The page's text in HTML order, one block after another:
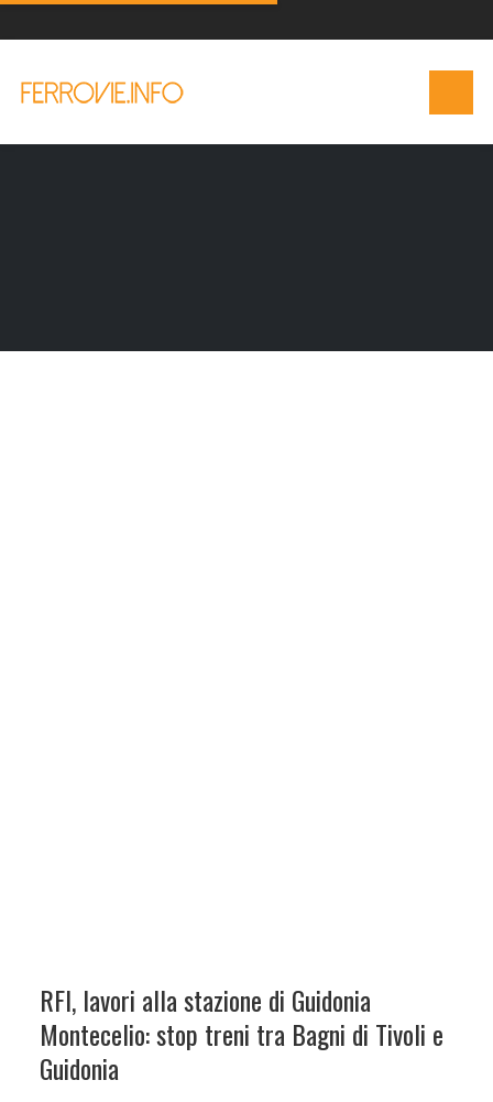
RFI, lavori alla stazione di Guidonia
Montecelio: stop treni tra Bagni di Tivoli e
Guidonia